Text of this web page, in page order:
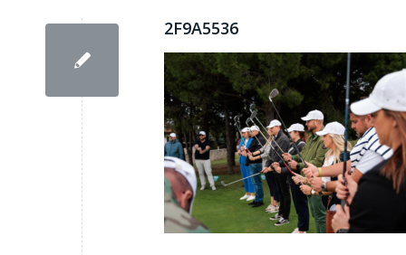
2F9A5536